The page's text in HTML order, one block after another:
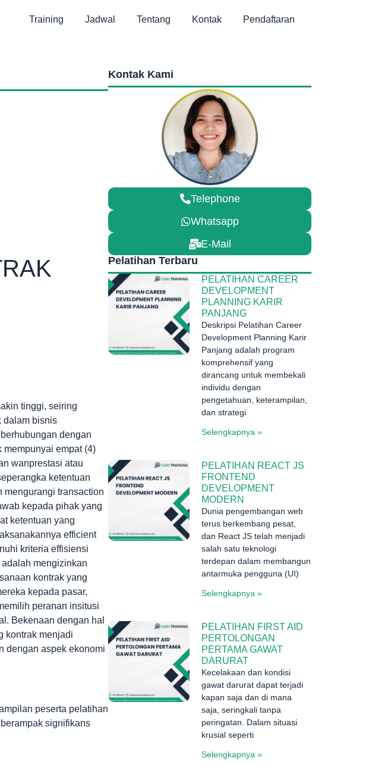
Training Jadwal Tentang Kontak Pendaftaran
tinggi, seiring
dalam bisnis
dengan
empat (4)
wanprestasi atau
ketentuan
mengurangi transaction
kepada pihak yang
ketentuan yang
efficient
kriteria effisiensi
mengizinkan
kontrak yang
kepada pasar,
peranan insitusi
Bekenaan dengan hal
kontrak menjadi
dengan aspek ekonomi
peserta pelatihan
signifikans
Kontak Kami
Telephone
Whatsapp
E-Mail
Pelatihan Terbaru
PELATIHAN CAREER
DEVELOPMENT
PLANNING KARIR
PANJANG
Deskripsi Pelatihan Career
Development Planning Karir
Panjang adalah program
komprehensif yang
dirancang untuk membekali
individu dengan
pengetahuan, keterampilan,
dan strategi
Selengkapnya »
PELATIHAN REACT JS
FRONTEND
DEVELOPMENT
MODERN
Dunia pengembangan web
terus berkembang pesat,
dan React JS telah menjadi
salah satu teknologi
terdepan dalam membangun
antarmuka pengguna (UI)
Selengkapnya »
PELATIHAN FIRST AID
PERTOLONGAN
PERTAMA GAWAT
DARURAT
Kecelakaan dan kondisi
gawat darurat dapat terjadi
kapan saja dan di mana
saja, seringkali tanpa
peringatan. Dalam situasi
krusial seperti
Selengkapnya »